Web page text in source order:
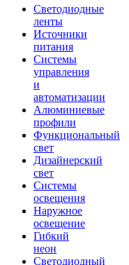
Светодиодные
ленты
Источники
питания
Системы
управления
и
автоматизации
Алюминиевые
профили
Функциональный
свет
Дизайнерский
свет
Системы
освещения
Наружное
освещение
Гибкий
неон
Светодиодный